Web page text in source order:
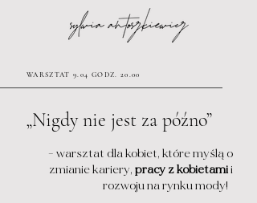
WARSZTAT 9.04 GODZ. 20.00
„Nigdy nie jest za późno”
- warsztat dla kobiet, które myślą o
zmianie kariery, pracy z kobietamii
rozwoju narynku mody!